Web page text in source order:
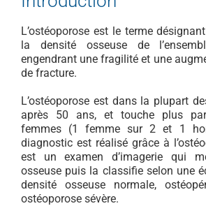
L’ostéoporose est le terme
la densité osseuse de
engendrant une fragilité et une
de fracture.
L’ostéoporose est dans la plupart
après 50 ans, et touche plus
femmes (1 femme sur 2 et 1
diagnostic est réalisé grâce à
est un examen d’imagerie qui
osseuse puis la classifie selon une
densité osseuse normale,
ostéoporose sévère.